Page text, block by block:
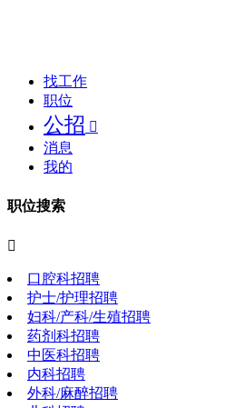
找工作
职位
公招 
消息
我的
职位搜索

口腔科招聘
护士/护理招聘
妇科/产科/生殖招聘
药剂科招聘
中医科招聘
内科招聘
外科/麻醉招聘